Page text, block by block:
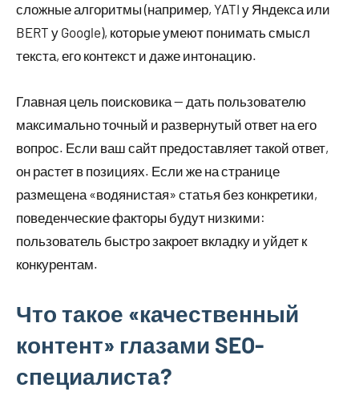
сложные алгоритмы (например, YATI у Яндекса или
BERT у Google), которые умеют понимать смысл
текста, его контекст и даже интонацию.
Главная цель поисковика — дать пользователю
максимально точный и развернутый ответ на его
вопрос. Если ваш сайт предоставляет такой ответ,
он растет в позициях. Если же на странице
размещена «водянистая» статья без конкретики,
поведенческие факторы будут низкими:
пользователь быстро закроет вкладку и уйдет к
конкурентам.
Что такое «качественный
контент» глазами SEO-
специалиста?